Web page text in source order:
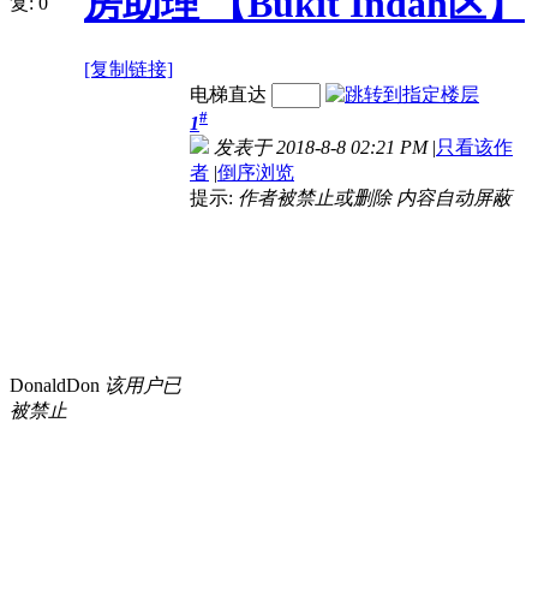
[复制链接]
DonaldDon 该用户已
被禁止
电梯直达
1#
发表于 2018-8-8 02:21 PM |只看该作
者 |倒序浏览
提示: 作者被禁止或删除 内容自动屏蔽